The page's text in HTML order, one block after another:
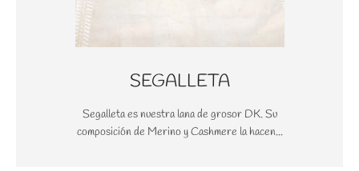
SEGALLETA
Segalleta es nuestra lana de grosor DK. Su
composición de Merino y Cashmere la hacen...